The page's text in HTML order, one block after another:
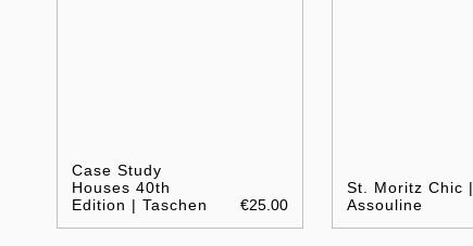
Case Study
Houses 40th
Edition | Taschen
€25.00
St. Moritz Chic |
Assouline